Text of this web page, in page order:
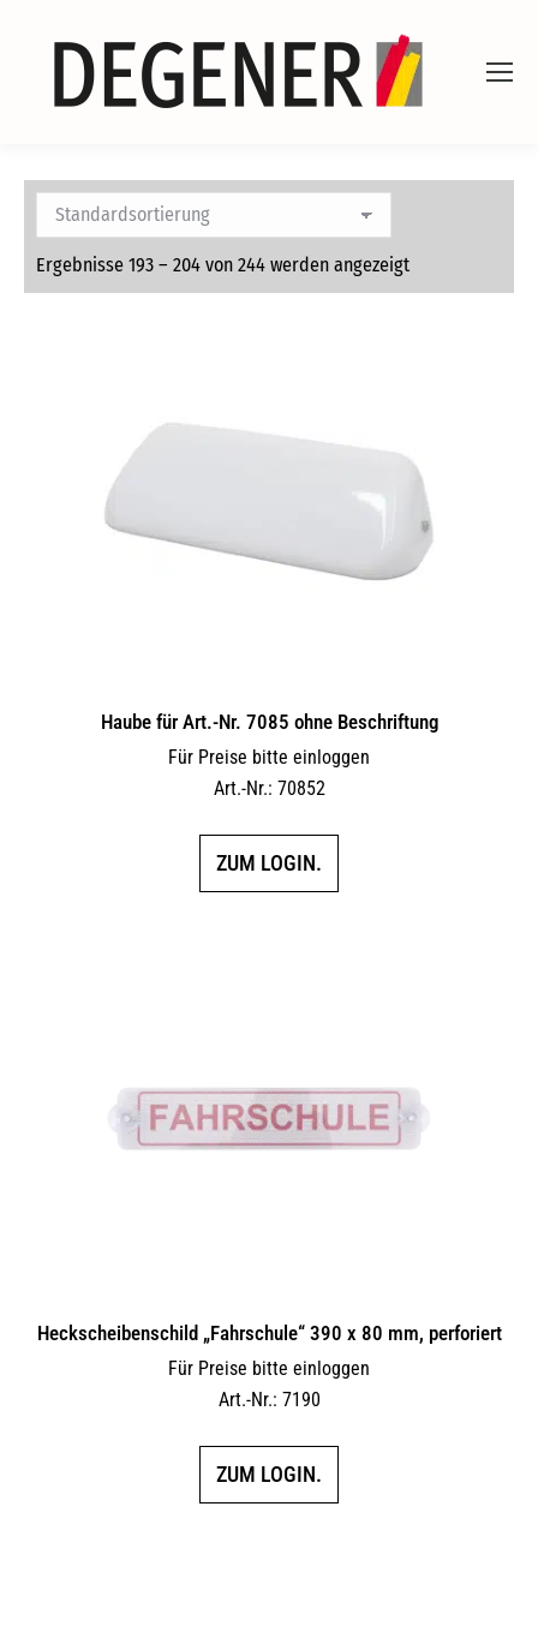
Ergebnisse 193 – 204 von 244 werden angezeigt
Haube für Art.-Nr. 7085 ohne Beschriftung
Für Preise bitte einloggen
Art.-Nr.: 70852
ZUM LOGIN.
Heckscheibenschild „Fahrschule“ 390 x 80 mm, perforiert
Für Preise bitte einloggen
Art.-Nr.: 7190
ZUM LOGIN.